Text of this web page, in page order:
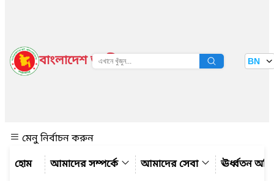
বাংলাদেশ জাতীয় তথ্য বাতায়ন BN
মেনু নির্বাচন করুন
আমাদের সম্পর্কে
আমাদের সেবা ঊর্ধ্বতন